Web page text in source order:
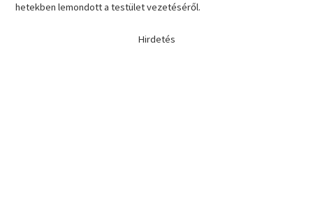
hetekben lemondott a testület vezetéséről.
Hirdetés